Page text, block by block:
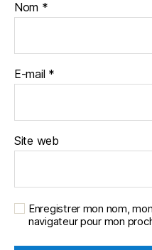
Nom *
E-mail *
Site web
Enregistrer mon nom,
navigateur pour mon